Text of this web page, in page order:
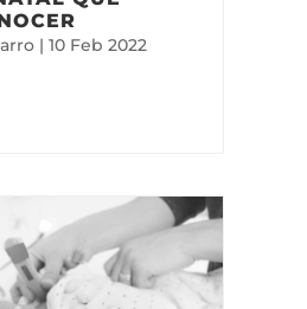
| 10 Feb 2022